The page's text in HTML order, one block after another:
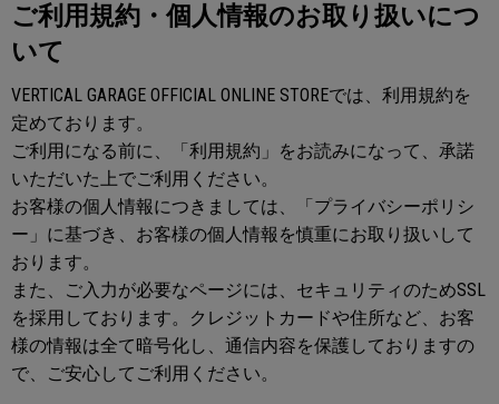
ご利用規約・個人情報のお取り扱いにつ
いて
VERTICAL GARAGE OFFICIAL ONLINE STOREでは、利用規約を
定めております。
ご利用になる前に、「利用規約」をお読みになって、承諾
いただいた上でご利用ください。
お客様の個人情報につきましては、「プライバシーポリシ
ー」に基づき、お客様の個人情報を慎重にお取り扱いして
おります。
また、ご入力が必要なページには、セキュリティのためSSL
を採用しております。クレジットカードや住所など、お客
様の情報は全て暗号化し、通信内容を保護しておりますの
で、ご安心してご利用ください。